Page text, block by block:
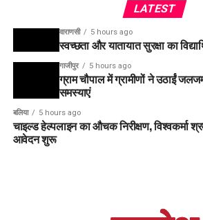
LATEST
वाराणसी 5 hours ago
स्वच्छता और यातायात सुरक्षा का
गाजीपुर 5 hours ago
ग्राम चौपाल में ग्रामीणों ने उठाईं
समस्याएं
बलिया 5 hours ago
चाइल्ड हेल्पलाइन का औचक निरीक्षण, विश्वकर्मा
आवेदन शुरू